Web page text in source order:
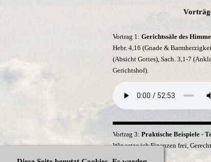
Vortrag 1: Gerichtssäle des
Hebr. 4,16 (Gnade &
(Absicht Gottes), Sach. 3,1-7
Gerichtshof).
Vortrag 3: Praktische Beispiele -
Wie setze ich Finanzen frei,